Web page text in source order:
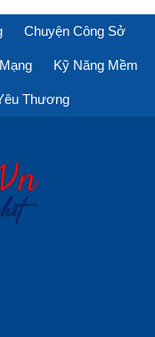
Chuyện Công Sở
Kỹ Năng Mềm
Thương